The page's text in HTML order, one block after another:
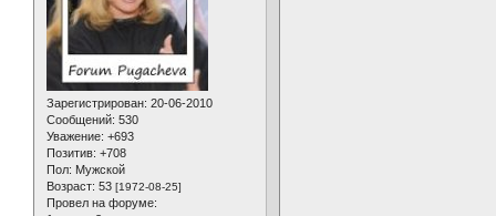
Зарегистрирован: 20-06-2010
Сообщений: 530
Уважение: +693
Позитив: +708
Пол: Мужской
Возраст: 53 [1972-08-25]
Провел на форуме: